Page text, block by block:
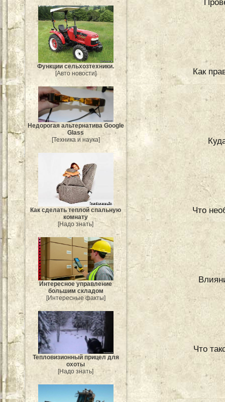
Функции сельхозтехники.
[Авто новости]
Недорогая альтернатива Google
Glass
[Техника и наука]
Как сделать теплой спальную
комнату
[Надо знать]
Интересное управление
большим складом
[Интересные факты]
Тепловизионный прицел для
охоты
[Надо знать]
Как
Что
Что